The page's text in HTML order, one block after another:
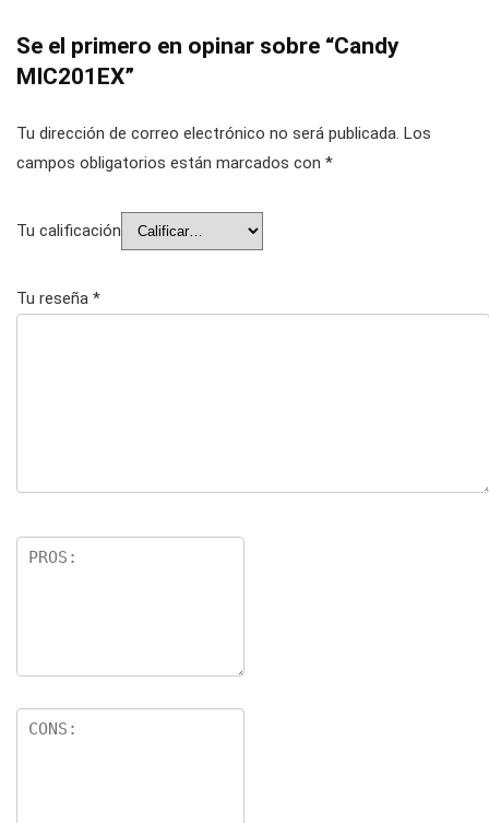
Se el primero en opinar sobre “Candy
MIC201EX”
Tu dirección de correo electrónico no será publicada. Los
campos obligatorios están marcados con *
Tu calificación
Tu reseña *